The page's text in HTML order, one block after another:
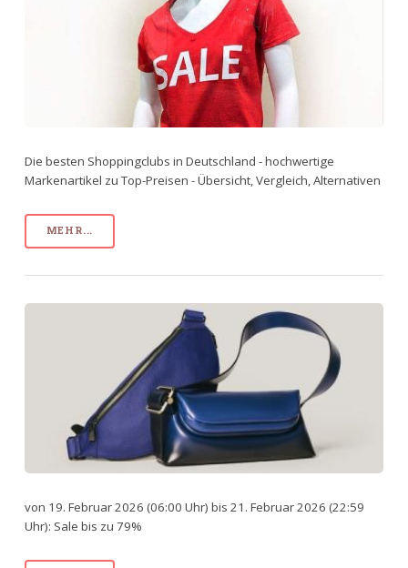
Die besten Shoppingclubs in Deutschland - hochwertige
Markenartikel zu Top-Preisen - Übersicht, Vergleich, Alternativen
MEHR...
von 19. Februar 2026 (06:00 Uhr) bis 21. Februar 2026 (22:59
Uhr): Sale bis zu 79%